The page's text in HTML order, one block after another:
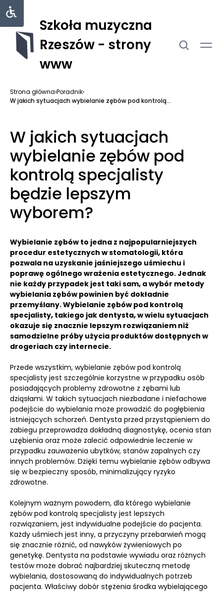
Szkoła muzyczna
Rzeszów - strony
www
Strona główna›Poradnik›
W jakich sytuacjach wybielanie zębów pod kontrolą...
W jakich sytuacjach
wybielanie zębów pod
kontrolą specjalisty
będzie lepszym
wyborem?
Wybielanie zębów to jedna z najpopularniejszych
procedur estetycznych w stomatologii, która
pozwala na uzyskanie jaśniejszego uśmiechu i
poprawę ogólnego wrażenia estetycznego. Jednak
nie każdy przypadek jest taki sam, a wybór metody
wybielania zębów powinien być dokładnie
przemyślany.Wybielanie zębów pod kontrolą
specjalisty, takiego jak dentysta, w wielu sytuacjach
okazuje się znacznie lepszym rozwiązaniem niż
samodzielne próby użycia produktów dostępnych w
drogeriach czy internecie.
Przede wszystkim, wybielanie zębów pod kontrolą
specjalisty jest szczególnie korzystne w przypadku osób
posiadających problemy zdrowotne z zębami lub
dziąsłami. W takich sytuacjach niezbadane i niefachowe
podejście do wybielania może prowadzić do pogłębienia
istniejących schorzeń. Dentysta przed przystąpieniem do
zabiegu przeprowadza dokładną diagnostykę, ocenia stan
uzębienia oraz może zalecić odpowiednie leczenie w
przypadku zauważenia ubytków, stanów zapalnych czy
innych problemów. Dzięki temu wybielanie zębów odbywa
się w bezpieczny sposób, minimalizujący ryzyko
zdrowotne.
Kolejnym ważnym powodem, dla którego wybielanie
zębów pod kontrolą specjalisty jest lepszych
rozwiązaniem, jest indywidualne podejście do pacjenta.
Każdy uśmiech jest inny, a przyczyny przebarwień mogą
się znacznie różnić, od nawyków żywieniowych po
genetykę. Dentysta na podstawie wywiadu oraz różnych
testów może dobrać najbardziej skuteczną metodę
wybielania, dostosowaną do indywidualnych potrzeb
pacjenta. Właściwy dobór stężenia środka wybielającego